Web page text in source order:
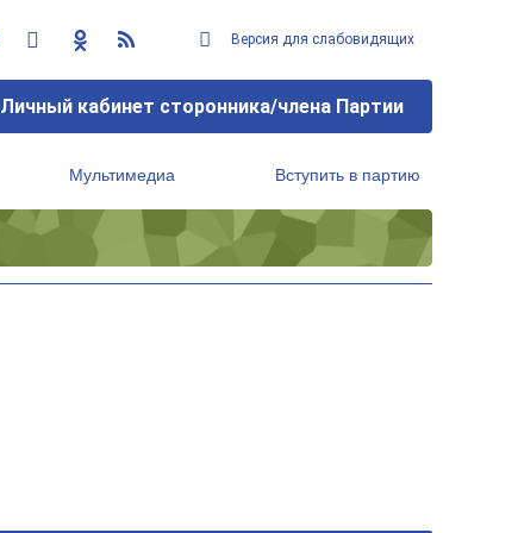
Версия для слабовидящих
Личный кабинет сторонника/члена Партии
Мультимедиа Вступить в партию